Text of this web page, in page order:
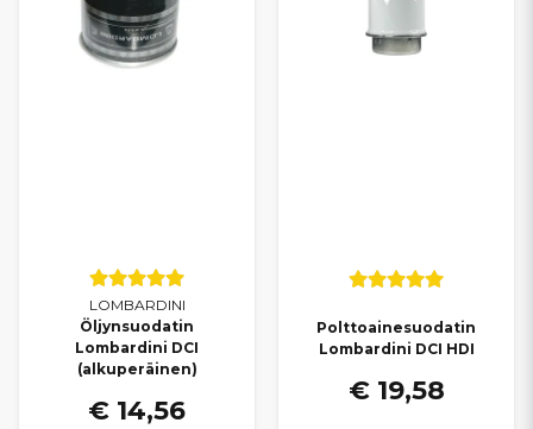
LOMBARDINI
Öljynsuodatin
Lombardini DCI
(alkuperäinen)
€ 14,56
Polttoainesuodatin
Lombardini DCI HDI
€ 19,58